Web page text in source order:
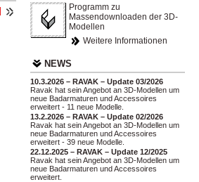
Programm zu
Massendownloaden der 3D-
Modellen
Weitere Informationen
NEWS
10.3.2026 – RAVAK – Update 03/2026
Ravak hat sein Angebot an 3D-Modellen um
neue Badarmaturen und Accessoires
erweitert - 11 neue Modelle.
13.2.2026 – RAVAK – Update 02/2026
Ravak hat sein Angebot an 3D-Modellen um
neue Badarmaturen und Accessoires
erweitert - 39 neue Modelle.
22.12.2025 – RAVAK – Update 12/2025
Ravak hat sein Angebot an 3D-Modellen um
neue Badarmaturen und Accessoires
erweitert.